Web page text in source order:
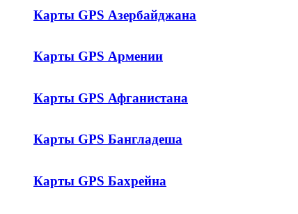
Карты GPS Азербайджана
Карты GPS Армении
Карты GPS Афганистана
Карты GPS Бангладеша
Карты GPS Бахрейна